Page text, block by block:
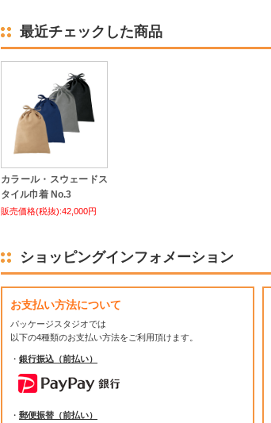
最近チェックした商品
カラール・スウェードス
タイル巾着 No.3
販売価格(税抜):42,000円
ショッピングインフォメーション
お支払い方法について
パッケージスタジオでは
以下の4種類のお支払い方法をご利用頂けます。
・ 銀行振込（前払い）
・ 郵便振替（前払い）